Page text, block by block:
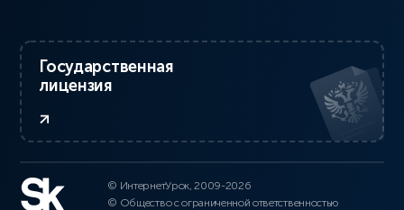
Государственная
лицензия
© ИнтернетУрок, 2009-2026
© Общество с ограниченной ответственностью